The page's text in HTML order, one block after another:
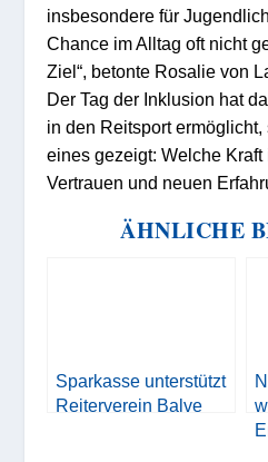
insbesondere für
Chance im Alltag oft nicht
Ziel“, betonte Rosalie von
Der Tag der Inklusion hat
in den Reitsport
eines gezeigt: Welche
Vertrauen und neuen
ÄHNLICHE
Sparkasse unterstützt
Reiterverein Balve